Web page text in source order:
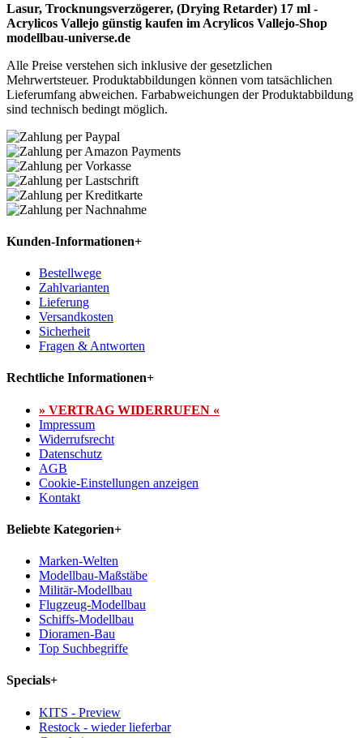
Lasur, Trocknungsverzögerer, (Drying Retarder) 17 ml -
Acrylicos Vallejo günstig kaufen im Acrylicos Vallejo-Shop
modellbau-universe.de
Alle Preise verstehen sich inklusive der gesetzlichen
Mehrwertsteuer. Produktabbildungen können vom tatsächlichen
Lieferumfang abweichen. Farbabweichungen der Produktabbildung
sind technisch bedingt möglich.
Kunden-Informationen+
Bestellwege
Zahlvarianten
Lieferung
Versandkosten
Sicherheit
Fragen & Antworten
Rechtliche Informationen+
» VERTRAG WIDERRUFEN «
Impressum
Widerrufsrecht
Datenschutz
AGB
Cookie-Einstellungen anzeigen
Kontakt
Beliebte Kategorien+
Marken-Welten
Modellbau-Maßstäbe
Militär-Modellbau
Flugzeug-Modellbau
Schiffs-Modellbau
Dioramen-Bau
Top Suchbegriffe
Specials+
KITS - Preview
Restock - wieder lieferbar